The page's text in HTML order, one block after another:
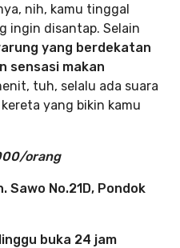
nih, kamu tinggal
ingin disantap. Selain
yang berdekatan
sensasi makan
tuh, selalu ada suara
yang bikin kamu
orang
Sawo No.21D, Pondok
buka 24 jam